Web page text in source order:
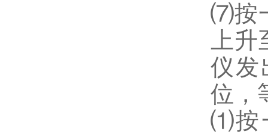
⑺按
上
仪发
位，
⑴按